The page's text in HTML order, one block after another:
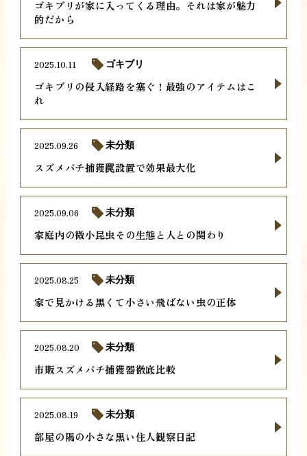
ゴキブリが家に入ってくる理由。それは家が魅力
的だから
ゴキブリの侵入経路を塞ぐ！最強のアイテムはこ
れ
2025.10.11 ゴキブリ
スズメバチ捕獲罠設置で効果最大化
2025.09.26 未分類
家庭内の微小昆虫その生態と人との関わり
2025.09.06 未分類
家で見かける黒くて小さい飛ばない虫の正体
2025.08.25 未分類
市販スズメバチ捕獲器徹底比較
2025.08.20 未分類
部屋の隅の小さな黒い住人観察日記
2025.08.19 未分類